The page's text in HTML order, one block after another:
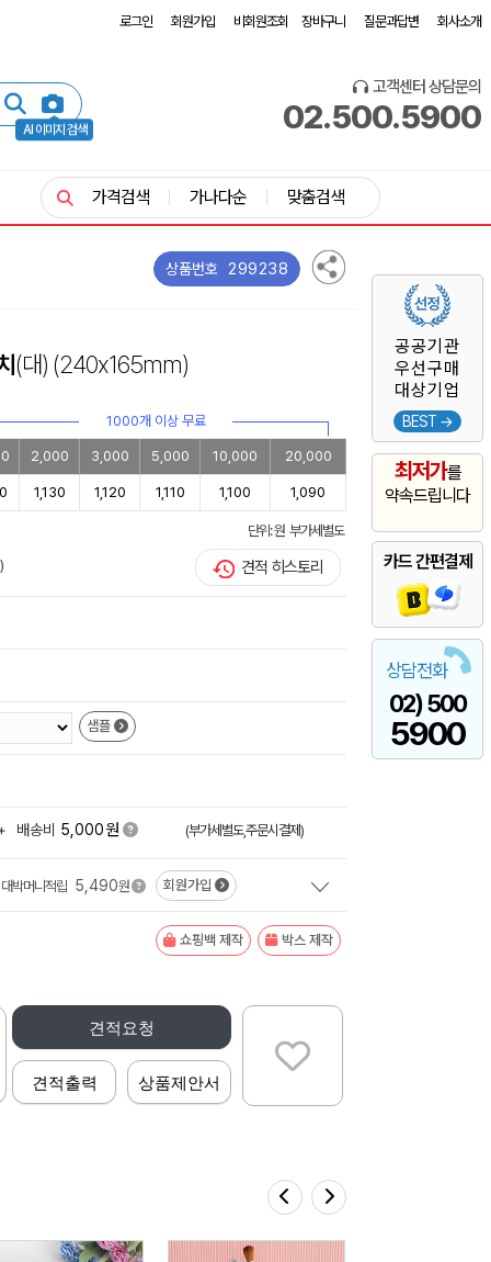
로그인 회원가입 비회원조회 장바구니 질문과답변 회사소개
AI 이미지 검색
고객센터 상담문의
02.500.5900
공공기관
우선구매
대상기업
BEST →
최저가를
약속드립니다
카드 간편결제
상담전화
02) 500
5900
가격검색 가나다순 맞춤검색
상품번호 299238
(대) (240x165mm)
1000개 이상 무료
2,000 3,000 5,000 10,000 20,000
1,130 1,120 1,110 1,100 1,090
단위: 원 부가세별도
견적 히스토리
샘플
배송비 5,000원 (부가세별도,주문시결제)
대박머니적립 5,490원 회원가입
쇼핑백 제작 박스 제작
견적요청
견적출력 상품제안서